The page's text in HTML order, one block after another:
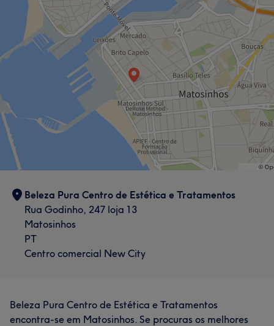
Beleza Pura Centro de Estética e Tratamentos
Rua Godinho, 247 loja 13
Matosinhos
PT
Centro comercial New City
Beleza Pura Centro de Estética e Tratamentos
encontra-se em Matosinhos. Se procuras os melhores